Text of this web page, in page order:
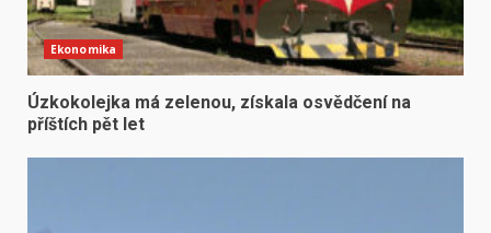
Ekonomika
Úzkokolejka má zelenou, získala osvědčení na
příštích pět let